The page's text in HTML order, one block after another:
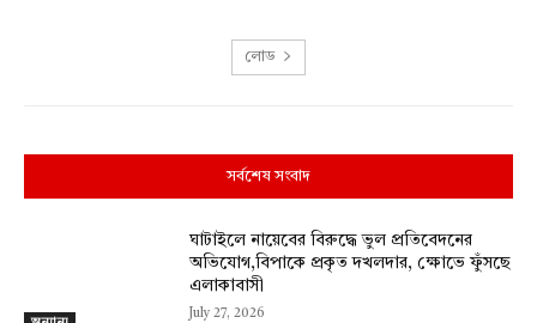
লোড
সর্বশেষ সংবাদ
ঘাটাইলে নায়েবের বিরুদ্ধে ভুল প্রতিবেদনের
অভিযোগ,বিপাকে প্রকৃত দখলদার, ক্ষোভে ফুঁসছে
এলাকাবাসী
July 27, 2026